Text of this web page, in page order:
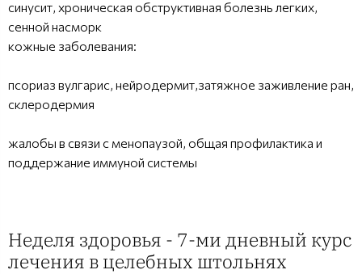
синусит, хроническая обструктивная болезнь легких,
сенной насморк
кожные заболевания:
псориаз вулгарис, нейродермит,затяжное заживление ран,
склеродермия
жалобы в связи с менопаузой, общая профилактика и
поддержание иммуной системы
Hеделя здоровья - 7-ми дневный курс
лечения в целебных штольнях